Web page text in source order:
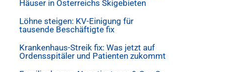
Häuser in Österreichs Skigebieten
Löhne steigen: KV-Einigung für
tausende Beschäftigte fix
Krankenhaus-Streik fix: Was jetzt auf
Ordensspitäler und Patienten zukommt